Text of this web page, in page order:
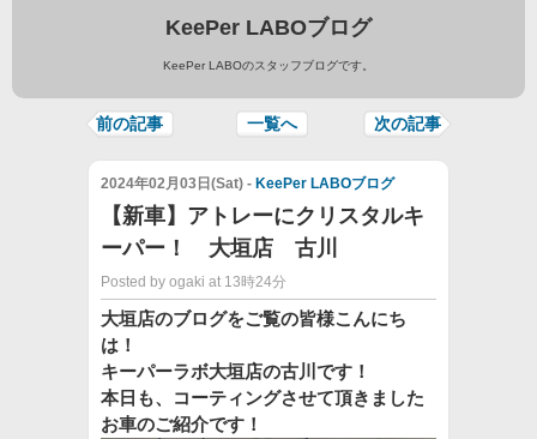
KeePer LABOブログ
KeePer LABOのスタッフブログです。
前の記事 一覧へ 次の記事
2024年02月03日(Sat) - KeePer LABOブログ
【新車】アトレーにクリスタルキ
ーパー！ 大垣店 古川
Posted by ogaki at 13時24分
大垣店のブログをご覧の皆様こんにち
は！
キーパーラボ大垣店の古川です！
本日も、コーティングさせて頂きました
お車のご紹介です！